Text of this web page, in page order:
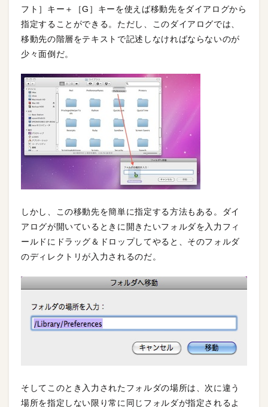
フト］キー＋［G］キーを使えば移動先をダイアログから
指定することができる。ただし、このダイアログでは、
移動先の階層をテキストで記述しなければならないのが
少々面倒だ。
しかし、この移動先を簡単に指定する方法もある。ダイ
アログが開いているときに開きたいフォルダを入力フィ
ールドにドラッグ＆ドロップしてやると、そのフォルダ
のディレクトリが入力されるのだ。
そしてこのとき入力されたフォルダの場所は、次に違う
場所を指定しない限り常に同じフォルダが指定されるよ